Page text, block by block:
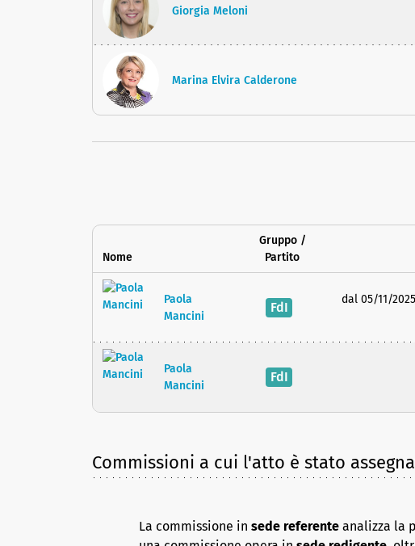
Giorgia Meloni
Marina Elvira Calderone
Nome
Gruppo /
Partito
Paola
Mancini
FdI
dal 05/11/
Paola
Mancini
FdI
Commissioni a cui l'atto è stato
La commissione in sede referente analizza la